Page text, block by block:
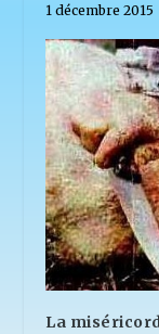
1 décembre 2015
La